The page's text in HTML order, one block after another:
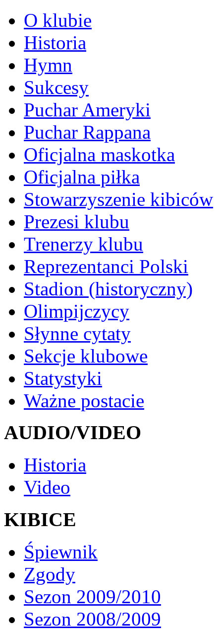
O klubie
Historia
Hymn
Sukcesy
Puchar Ameryki
Puchar Rappana
Oficjalna maskotka
Oficjalna piłka
Stowarzyszenie kibiców
Prezesi klubu
Trenerzy klubu
Reprezentanci Polski
Stadion (historyczny)
Olimpijczycy
Słynne cytaty
Sekcje klubowe
Statystyki
Ważne postacie
AUDIO/VIDEO
Historia
Video
KIBICE
Śpiewnik
Zgody
Sezon 2009/2010
Sezon 2008/2009